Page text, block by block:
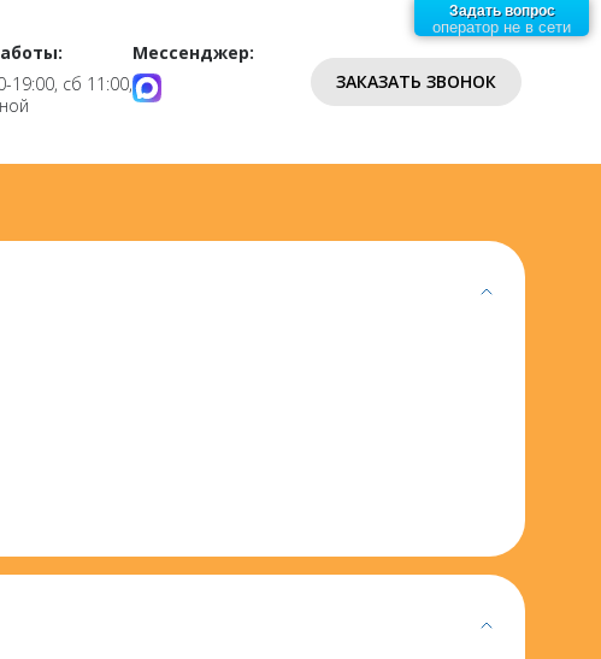
19:00, сб 11:00,
Мессенджер:
ЗАКАЗАТЬ ЗВОНОК
Задать вопрос
оператор не в сети